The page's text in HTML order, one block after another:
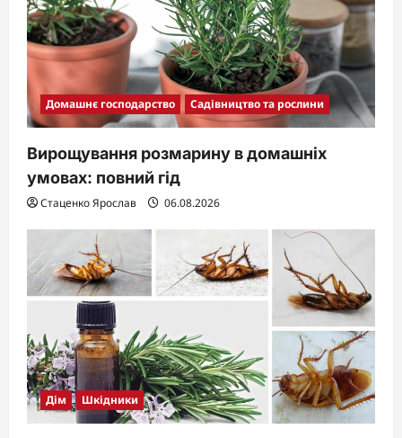
Домашнє господарство Садівництво та рослини
Вирощування розмарину в домашніх
умовах: повний гід
Стаценко Ярослав 06.08.2026
Дім Шкідники